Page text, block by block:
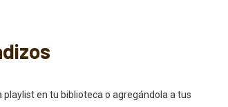
en tu biblioteca o agregándola a tus